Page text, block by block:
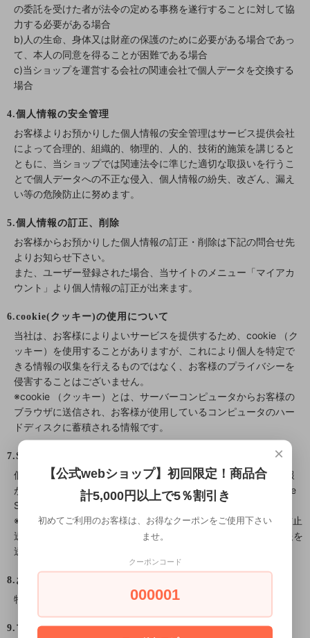
の委託を受けた者が法令の定める事務を遂行することに対して協
力する必要がある場合
b)人の生命、身体又は財産の保護のために必要がある場合であっ
て、本人の同意を得ることが困難である場合
c)当ショップを運営する会社の関連会社で個人データを交換する
場合
4.個人情報の安全管理
お客様よりお預かりした個人情報の安全管理はサービス提供会社
によって合理的、組織的、物理的、人的、技術的施策を講じると
ともに、当ショップでは関連法令に準じた適切な取扱いを行うこ
とで個人データへの不正な侵入、個人情報の紛失、改ざん、漏え
い等の危険防止に努めます。
5.個人情報の訂正、削除
お客様からお預かりした個人情報の訂正・削除は下記の問合せ先
よりお知らせ下さい。
また、ユーザー登録された場合、当サイトのメニュー「マイアカ
ウント」より個人情報の訂正が出来ます。
6.cookie(クッキー)の使用について
当社は、お客様によりよいサービスを提供するため、cookie （ク
ッキー）を使用することがありますが、これにより個人を特定で
きる情報の収集を行えるものではなく、お客様のプライバシーを
侵害することはございません。
※cookie （クッキー）とは、サーバーコンピュータからお客様の
ブラウザに送信され、お客様が使用しているコンピュータのハー
ドディスクに蓄積される情報です。
7.SSLの使用について
個人情報の入力時には、セキュリティ確保のため、これらの情報
が傍受、妨害または改ざんされることを防ぐ目的でSSL（Secure
Sockets Layer）技術を使用しております。
※ SSLは情報を暗号化することで、盗聴防止やデータの改ざん防止
送受信する機能のことです。SSLを利用する事でより安全に情報を
送信する事が可能となります。
8.お問合せ先
特定商取引法に基づく表記をご覧ください。
9.プライバシーポリシーの変更
×
【公式webショップ】初回限定！商品合
計5,000円以上で5％割引き
初めてご利用のお客様は、お得なクーポンをご使用下さい
ませ。
クーポンコード
000001